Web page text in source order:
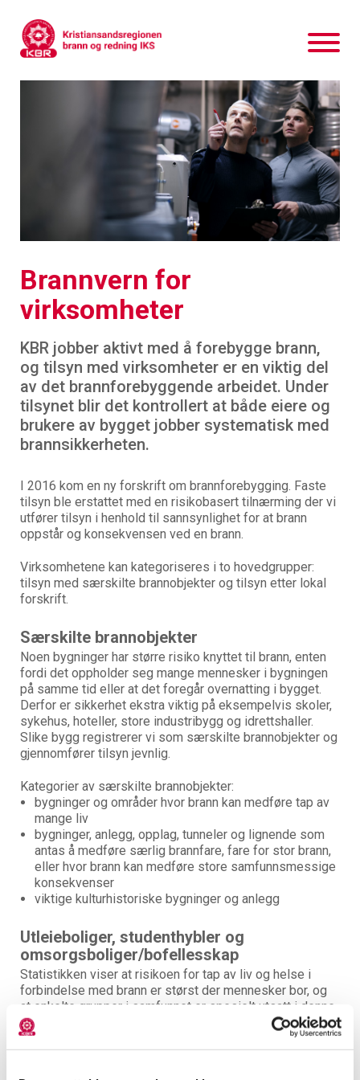
Brannvern for
virksomheter
KBR jobber aktivt med å forebygge brann,
og tilsyn med virksomheter er en viktig del
av det brannforebyggende arbeidet. Under
tilsynet blir det kontrollert at både eiere og
brukere av bygget jobber systematisk med
brannsikkerheten.
I 2016 kom en ny forskrift om brannforebygging. Faste
tilsyn ble erstattet med en risikobasert tilnærming der vi
utfører tilsyn i henhold til sannsynlighet for at brann
oppstår og konsekvensen ved en brann.
Virksomhetene kan kategoriseres i to hovedgrupper:
tilsyn med særskilte brannobjekter og tilsyn etter lokal
forskrift.
Særskilte brannobjekter
Noen bygninger har større risiko knyttet til brann, enten
fordi det oppholder seg mange mennesker i bygningen
på samme tid eller at det foregår overnatting i bygget.
Derfor er sikkerhet ekstra viktig på eksempelvis skoler,
sykehus, hoteller, store industribygg og idrettshaller.
Slike bygg registrerer vi som særskilte brannobjekter og
gjennomfører tilsyn jevnlig.
Kategorier av særskilte brannobjekter:
bygninger og områder hvor brann kan medføre tap av
mange liv
bygninger, anlegg, opplag, tunneler og lignende som
antas å medføre særlig brannfare, fare for stor brann,
eller hvor brann kan medføre store samfunnsmessige
konsekvenser
viktige kulturhistoriske bygninger og anlegg
Utleieboliger, studenthybler og
omsorgsboliger/bofellesskap
Statistikken viser at risikoen for tap av liv og helse i
forbindelse med brann er størst der mennesker bor, og
at enkelte grupper i samfunnet er spesielt utsatt i denne
sammenheng. Risikogruppene er ofte eldre mennesker,
personer som sliter med rus og/eller psykisk sykdom,
flyktninger/arbeidsinnvandrere og studenter som bor i